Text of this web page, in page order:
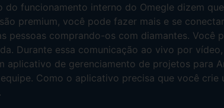
do funcionamento interno do Omegle dizem
premium, você pode fazer mais e se
pessoas comprando-os com diamantes.
Durante essa comunicação ao vivo por
aplicativo de gerenciamento de projetos para
Como o aplicativo precisa que você